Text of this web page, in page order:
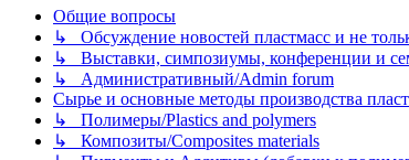
Общие вопросы
↳ Обсуждение новостей пластмасс и не
↳ Выставки, симпозиумы, конференции и
↳ Административный/Admin forum
Сырье и основные методы производства
↳ Полимеры/Plastics and polymers
↳ Композиты/Сomposites materials